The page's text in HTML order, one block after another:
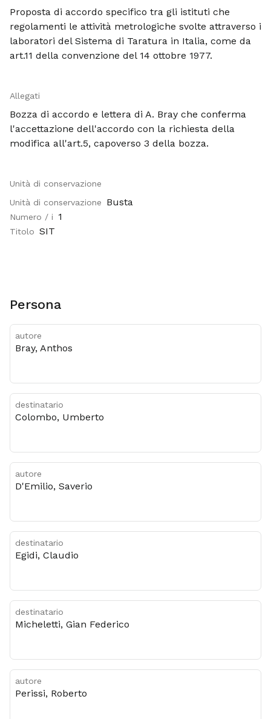
Proposta di accordo specifico tra gli istituti che
regolamenti le attività metrologiche svolte attraverso i
laboratori del Sistema di Taratura in Italia, come da
art.11 della convenzione del 14 ottobre 1977.
Allegati
Bozza di accordo e lettera di A. Bray che conferma
l'accettazione dell'accordo con la richiesta della
modifica all'art.5, capoverso 3 della bozza.
Unità di conservazione
Unità di conservazione
Busta
Numero / i 1
Titolo SIT
Persona
autore
Bray, Anthos
destinatario
Colombo, Umberto
autore
D'Emilio, Saverio
destinatario
Egidi, Claudio
destinatario
Micheletti, Gian Federico
autore
Perissi, Roberto